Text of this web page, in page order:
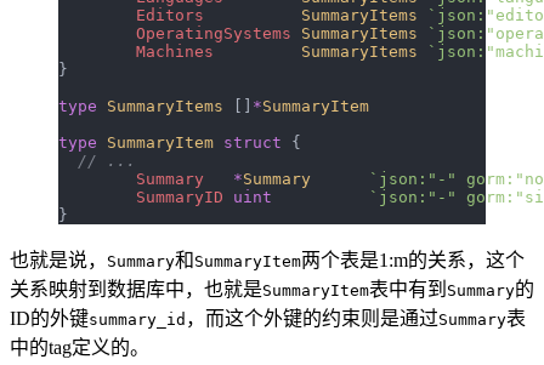
	Editors
          SummaryItems
	OperatingSystems
SummaryItems
	Machines
         SummaryItems
}
type SummaryItems *SummaryItem
type SummaryItem struct {
  // ...
	Summary
   *
Summary
`json:"-"
	SummaryID
uint
`json:"-"
}
也就是说， Summary和 SummaryItem两个表是1:m的关系，这个
关系映射到数据库中，也就是SummaryItem表中有到 Summary的
ID的外键summary_id ，而这个外键的约束则是通过Summary表
中的tag定义的。